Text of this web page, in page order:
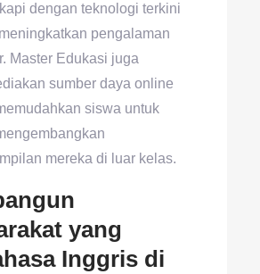
dengan teknologi terkini
pengalaman
Master Edukasi juga
sumber daya online
siswa untuk
mereka di luar kelas.
yang
Inggris di